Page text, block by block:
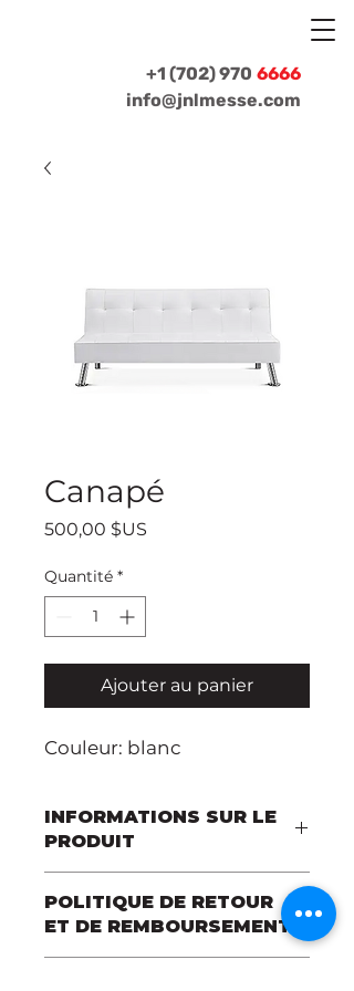
+1 (702) 970 6666
info@jnlmesse.com
Canapé
500,00 $US
Quantité *
Ajouter au panier
Couleur: blanc
INFORMATIONS SUR LE
PRODUIT
POLITIQUE DE RETOUR
ET DE REMBOURSEMENT